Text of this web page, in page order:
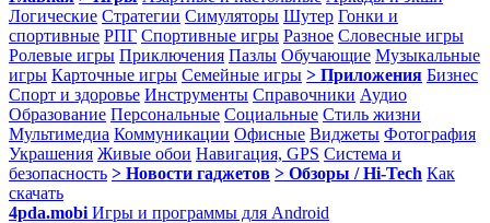
Логические Стратегии Симуляторы Шутер Гонки и
спортивные РПГ Спортивные игры Разное Словесные игры
Ролевые игры Приключения Пазлы Обучающие Музыкальные
игры Карточные игры Семейные игры > Приложения Бизнес
Спорт и здоровье Инструменты Справочники Аудио
Образование Персональные Социальные Стиль жизни
Мультимедиа Коммуникации Офисные Виджеты Фотография
Украшения Живые обои Навигация, GPS Система и
безопасность > Новости гаджетов > Обзоры / Hi-Tech Как
скачать
4pda.mobi Игры и программы для Android